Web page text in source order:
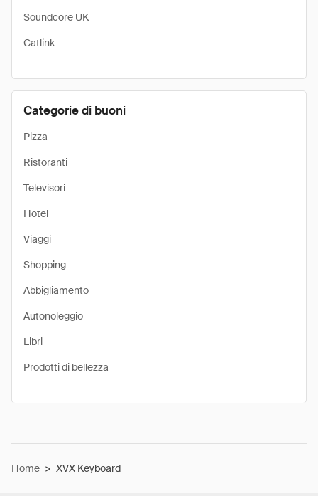
Soundcore UK
Catlink
Categorie di buoni
Pizza
Ristoranti
Televisori
Hotel
Viaggi
Shopping
Abbigliamento
Autonoleggio
Libri
Prodotti di bellezza
Home > XVX Keyboard